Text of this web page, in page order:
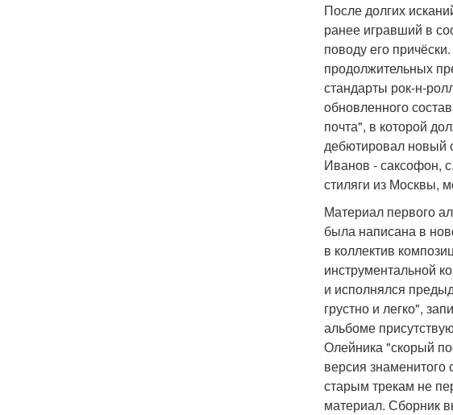
После долгих
ранее игравший в
поводу его
продолжительных
стандарты рок-н-
обновленного
почта", в которой
дебютировал новый
Иванов - саксофон,
стиляги из Москвы,
Материал первого
была написана в
в коллектив
инструментальной
и исполнялся
грустно и легко",
альбоме
Олейника "скорый
версия
старым трекам не
материал. Сборник